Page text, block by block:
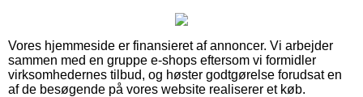
Vores hjemmeside er finansieret af annoncer. Vi arbejder
sammen med en gruppe e-shops eftersom vi formidler
virksomhedernes tilbud, og høster godtgørelse forudsat en
af de besøgende på vores website realiserer et køb.